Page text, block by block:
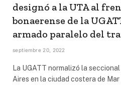
designó a la UTA al
bonaerense de la
armado paralelo del
septiembre 20, 2022
La UGATT normalizó la
Aires en la ciudad costera de